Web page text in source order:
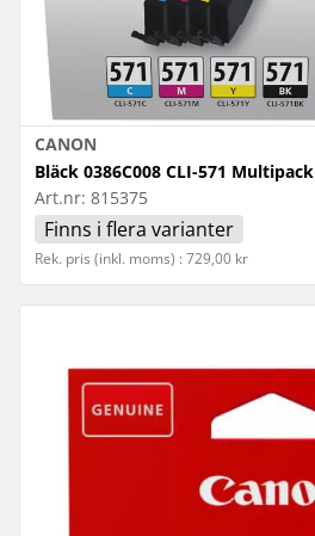
CANON
Bläck 0386C008 CLI-571 Multipack
Art.nr: 815375
Finns i flera varianter
Rek. pris (inkl. moms) : 729,00 kr